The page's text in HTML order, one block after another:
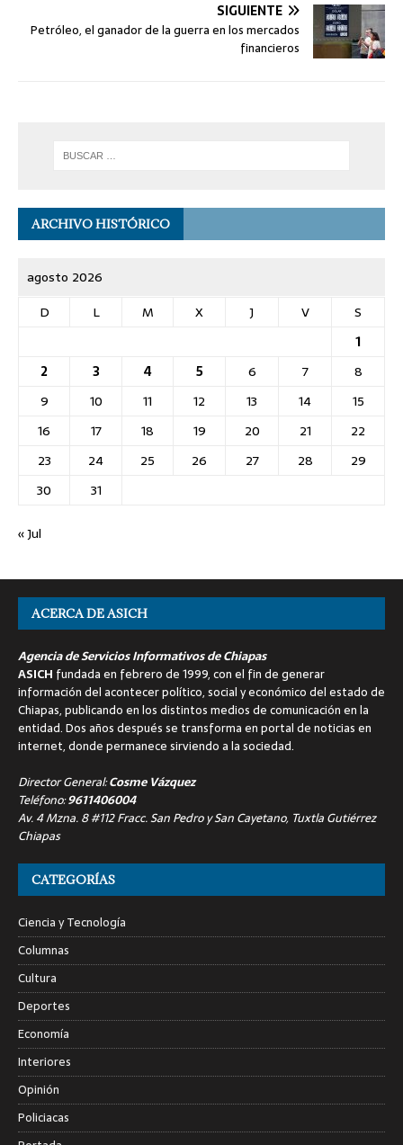
SIGUIENTE
Petróleo, el ganador de la guerra en los mercados
financieros
ARCHIVO HISTÓRICO
agosto 2026
D
L M X J V
S
1
2
3 4 5 6 7
8
9
10 11 12 13 14
15
16
17 18 19 20 21
22
23
24 25 26 27 28
29
30
31
« Jul
ACERCA DE ASICH
Agencia de Servicios Informativos de Chiapas
ASICH fundada en febrero de 1999, con el fin de generar
información del acontecer político, social y económico del estado de
Chiapas, publicando en los distintos medios de comunicación en la
entidad. Dos años después se transforma en portal de noticias en
internet, donde permanece sirviendo a la sociedad.
Director General:Cosme Vázquez
Teléfono:9611406004
Av. 4 Mzna. 8 #112 Fracc. San Pedro y San Cayetano, Tuxtla Gutiérrez
Chiapas
CATEGORÍAS
Ciencia y Tecnología
Columnas
Cultura
Deportes
Economía
Interiores
Opinión
Policiacas